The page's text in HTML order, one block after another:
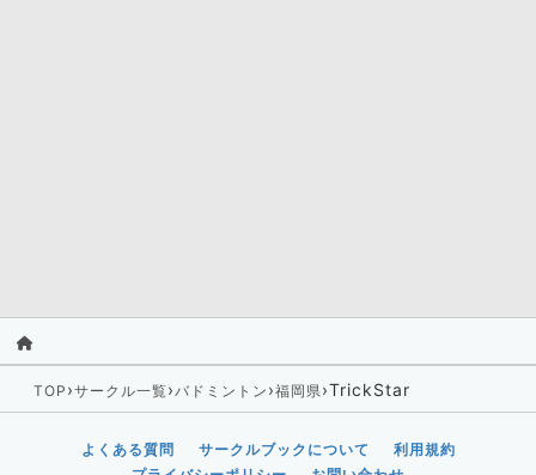
TOP ›サークル一覧›バドミントン ›福岡県›TrickStar
よくある質問 サークルブックについて
利用規約